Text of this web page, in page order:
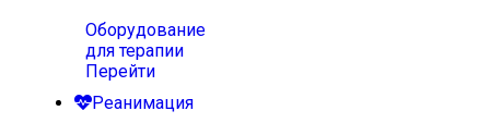
Оборудование
для терапии
Перейти
Реанимация